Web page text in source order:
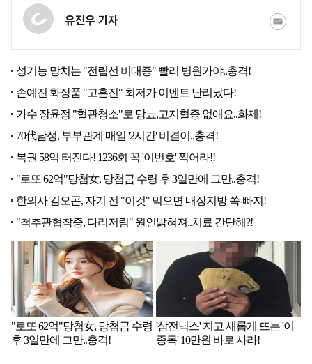
유진우 기자